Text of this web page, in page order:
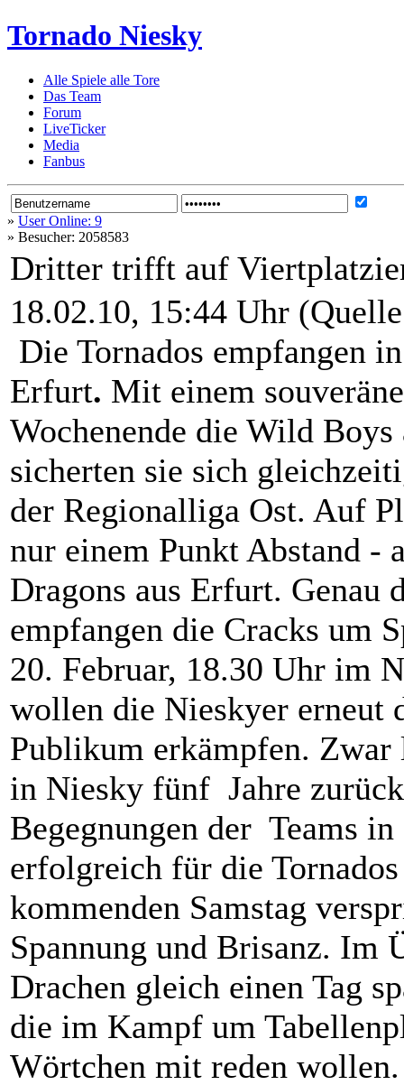
Tornado Niesky
Alle Spiele alle Tore
Das Team
Forum
LiveTicker
Media
Fanbus
» User Online: 9
» Besucher: 2058583
Dritter trifft auf
18.02.10, 15:44 Uhr
Die Tornados empfangen
Erfurt. Mit einem
Wochenende die Wild
sicherten sie sich
der Regionalliga Ost. Auf
nur einem Punkt Abstand -
Dragons aus Erfurt. Genau
empfangen die Cracks um
20. Februar, 18.30 Uhr im
wollen die Nieskyer erneut
Publikum erkämpfen.
in Niesky fünf Jahre
Begegnungen der Teams
erfolgreich für die
kommenden Samstag
Spannung und Brisanz. Im
Drachen gleich einen Tag
die im Kampf um
Wörtchen mit reden